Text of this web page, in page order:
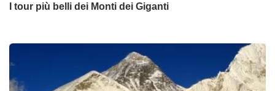
I tour più belli dei Monti dei Giganti